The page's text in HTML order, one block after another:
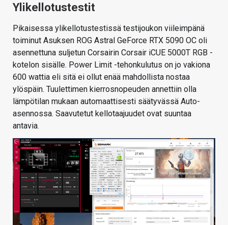
Ylikellotustestit
Pikaisessa ylikellotustestissä testijoukon viileimpänä
toiminut Asuksen ROG Astral GeForce RTX 5090 OC oli
asennettuna suljetun Corsairin Corsair iCUE 5000T RGB -
kotelon sisälle. Power Limit -tehonkulutus on jo vakiona
600 wattia eli sitä ei ollut enää mahdollista nostaa
ylöspäin. Tuulettimen kierrosnopeuden annettiin olla
lämpötilan mukaan automaattisesti säätyvässä Auto-
asennossa. Saavutetut kellotaajuudet ovat suuntaa
antavia.